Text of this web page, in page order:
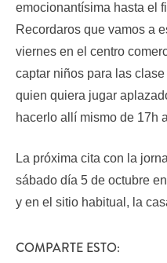
emocionantísima hasta el
Recordaros que vamos a
viernes en el centro
captar niños para las
quien quiera jugar
hacerlo allí mismo de 17h
La próxima cita con la
sábado día 5 de octubre
y en el sitio habitual, la
COMPARTE ESTO: